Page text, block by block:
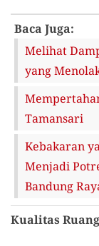
Baca Juga:
Melihat
yang
Tamansari
Kebakaran
Menjadi
Bandung
Kualitas